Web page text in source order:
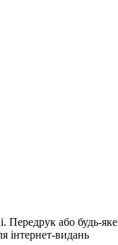
Передрук або будь-яке
інтернет-видань